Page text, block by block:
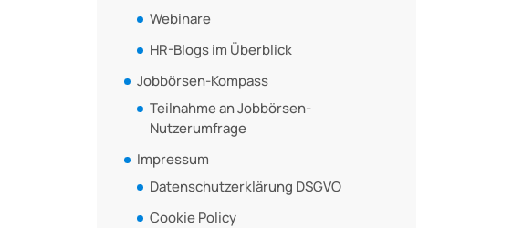
Webinare
HR-Blogs im Überblick
Jobbörsen-Kompass
Teilnahme an Jobbörsen-
Nutzerumfrage
Impressum
Datenschutzerklärung DSGVO
Cookie Policy